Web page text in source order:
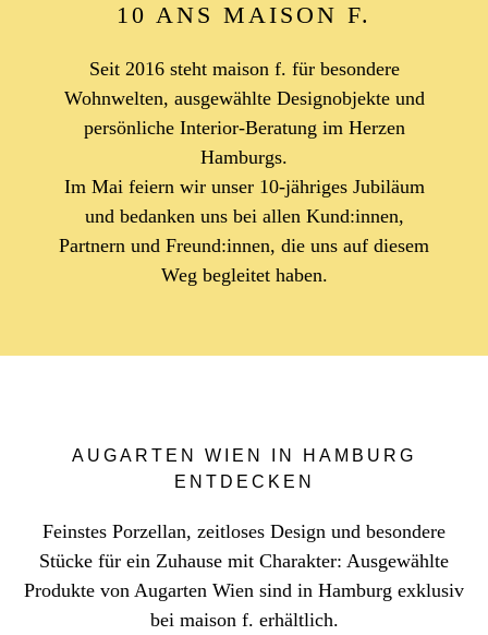
10 ANS MAISON F.
Seit 2016 steht maison f. für besondere
Wohnwelten, ausgewählte Designobjekte und
persönliche Interior-Beratung im Herzen
Hamburgs.
Im Mai feiern wir unser 10-jähriges Jubiläum
und bedanken uns bei allen Kund:innen,
Partnern und Freund:innen, die uns auf diesem
Weg begleitet haben.
AUGARTEN WIEN IN HAMBURG
ENTDECKEN
Feinstes Porzellan, zeitloses Design und besondere
Stücke für ein Zuhause mit Charakter: Ausgewählte
Produkte von Augarten Wien sind in Hamburg exklusiv
bei maison f. erhältlich.